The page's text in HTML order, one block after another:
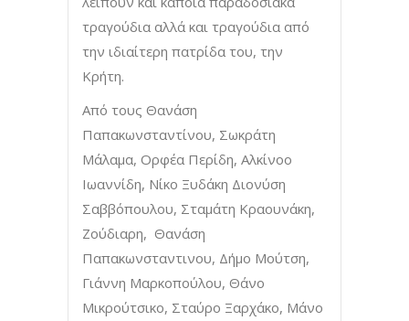
τραγούδια αλλά και τραγούδια από
την ιδιαίτερη πατρίδα του, την
Κρήτη.
Από τους Θανάση
Παπακωνσταντίνου, Σωκράτη
Μάλαμα, Ορφέα Περίδη, Αλκίνοο
Ιωαννίδη, Νίκο Ξυδάκη Διονύση
Σαββόπουλου, Σταμάτη Κραουνάκη,
Ζούδιαρη, Θανάση
Παπακωνσταντινου, Δήμο Μούτση,
Γιάννη Μαρκοπούλου, Θάνο
Μικρούτσικο, Σταύρο Ξαρχάκο, Μάνο